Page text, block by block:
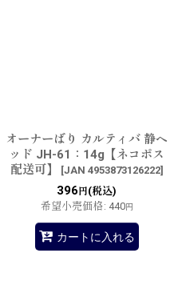
オーナーばり カルティバ 静ヘ
ッド JH-61：14g【ネコポス
配送可】
[JAN 4953873126222]
396 円(税込)
希望小売価格: 440円
カートに入れる